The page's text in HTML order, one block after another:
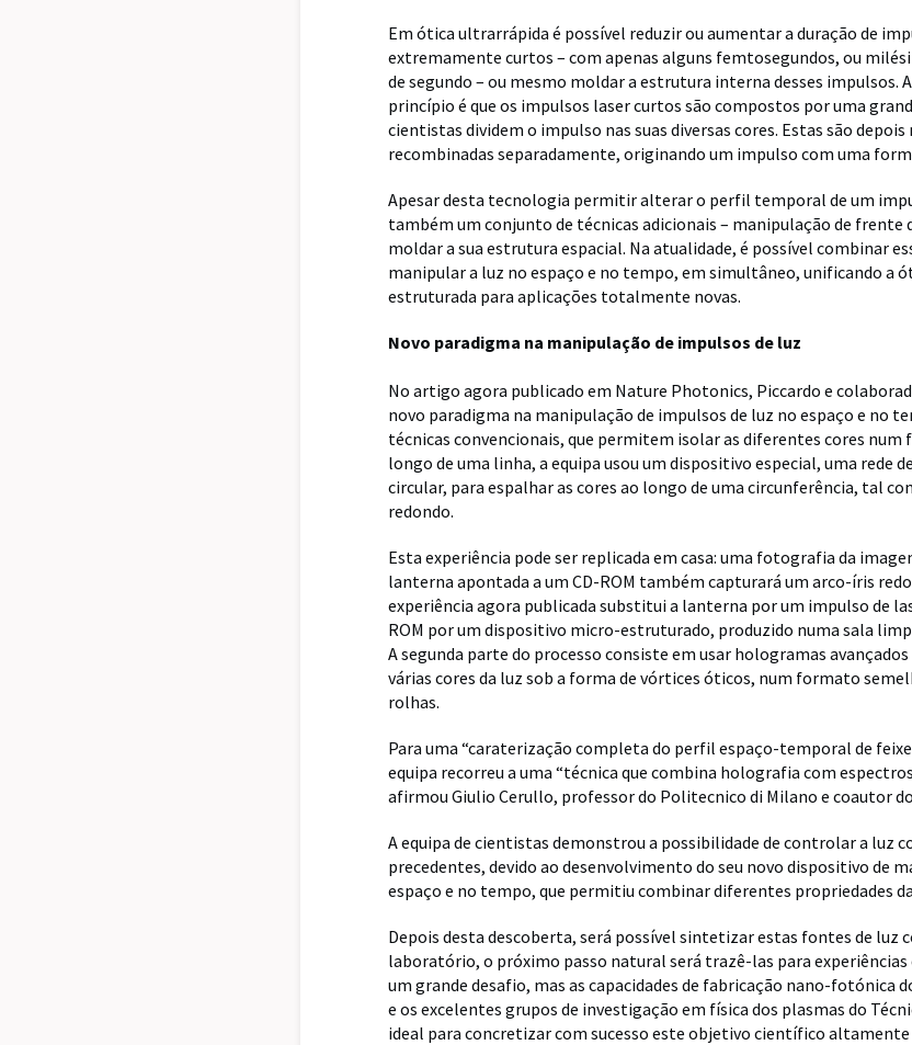
Em ótica ultrarrápida é possível reduzir ou aumentar a duração de
extremamente curtos – com apenas alguns femtosegundos, ou
de segundo – ou mesmo moldar a estrutura interna desses impulsos.
princípio é que os impulsos laser curtos são compostos por uma
cientistas dividem o impulso nas suas diversas cores. Estas são
recombinadas separadamente, originando um impulso com uma
Apesar desta tecnologia permitir alterar o perfil temporal de um
também um conjunto de técnicas adicionais – manipulação de frente
moldar a sua estrutura espacial. Na atualidade, é possível combinar
manipular a luz no espaço e no tempo, em simultâneo, unificando a
estruturada para aplicações totalmente novas.
Novo paradigma na manipulação de impulsos de luz
No artigo agora publicado em Nature Photonics, Piccardo e
novo paradigma na manipulação de impulsos de luz no espaço e no
técnicas convencionais, que permitem isolar as diferentes cores num
longo de uma linha, a equipa usou um dispositivo especial, uma rede
circular, para espalhar as cores ao longo de uma circunferência, tal
redondo.
Esta experiência pode ser replicada em casa: uma fotografia da
lanterna apontada a um CD-ROM também capturará um arco-íris
experiência agora publicada substitui a lanterna por um impulso de
ROM por um dispositivo micro-estruturado, produzido numa sala
A segunda parte do processo consiste em usar hologramas
várias cores da luz sob a forma de vórtices óticos, num formato
rolhas.
Para uma “caraterização completa do perfil espaço-temporal de
equipa recorreu a uma “técnica que combina holografia com
afirmou Giulio Cerullo, professor do Politecnico di Milano e coautor
A equipa de cientistas demonstrou a possibilidade de controlar a luz
precedentes, devido ao desenvolvimento do seu novo dispositivo de
espaço e no tempo, que permitiu combinar diferentes propriedades
Depois desta descoberta, será possível sintetizar estas fontes de luz
laboratório, o próximo passo natural será trazê-las para experiências
um grande desafio, mas as capacidades de fabricação nano-fotónica
e os excelentes grupos de investigação em física dos plasmas do
ideal para concretizar com sucesso este objetivo científico altamente